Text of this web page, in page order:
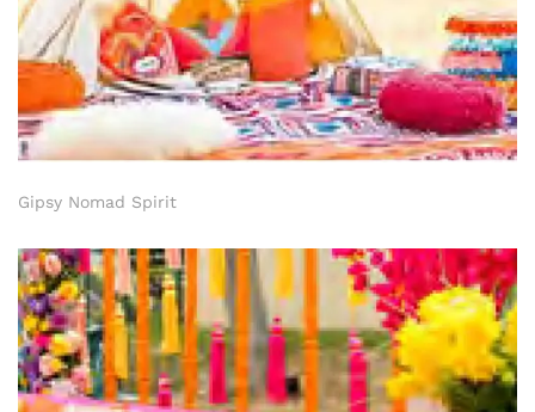
Gipsy Nomad Spirit